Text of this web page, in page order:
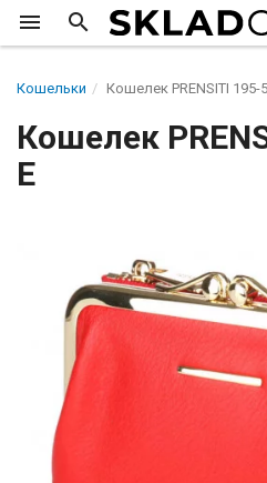
Кошельки Кошелек PRENSITI 195-
Кошелек
E